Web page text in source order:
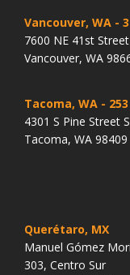
Vancouver, WA -
7600 NE 41st
Vancouver, WA
Tacoma, WA -
4301 S Pine Street
Tacoma, WA 98409
Querétaro, MX
Manuel Gómez
303, Centro Sur